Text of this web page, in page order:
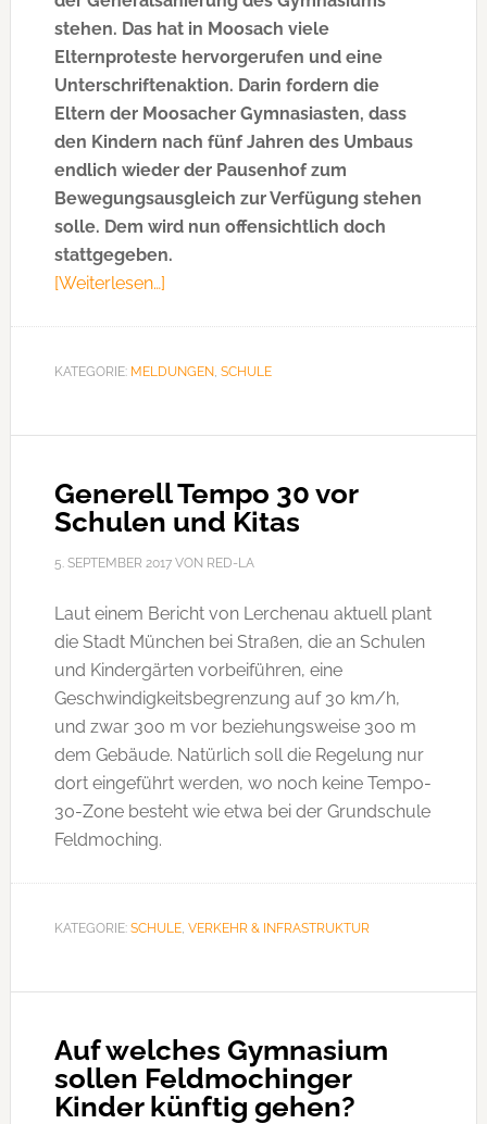
stehen. Das hat in Moosach viele
Elternproteste hervorgerufen und eine
Unterschriftenaktion. Darin fordern die
Eltern der Moosacher Gymnasiasten, dass
den Kindern nach fünf Jahren des Umbaus
endlich wieder der Pausenhof zum
Bewegungsausgleich zur Verfügung stehen
solle. Dem wird nun offensichtlich doch
stattgegeben.
[Weiterlesen…]
Moosacher
KATEGORIE: MELDUNGEN, SCHULE
Generell Tempo 30 vor
Schulen und Kitas
5. SEPTEMBER 2017VON RED-LA
Laut einem Bericht von Lerchenau aktuell plant
die Stadt München bei Straßen, die an Schulen
und Kindergärten vorbeiführen, eine
Geschwindigkeitsbegrenzung auf 30 km/h,
und zwar 300 m vor beziehungsweise 300 m
dem Gebäude. Natürlich soll die Regelung nur
dort eingeführt werden, wo noch keine Tempo-
30-Zone besteht wie etwa bei der Grundschule
Feldmoching.
KATEGORIE: SCHULE, VERKEHR & INFRASTRUKTUR
Auf welches Gymnasium
sollen Feldmochinger
Kinder künftig gehen?